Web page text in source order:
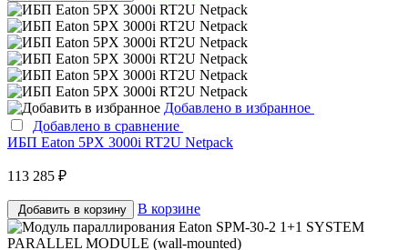
Добавлено в избранное
Добавлено в сравнение
ИБП Eaton 5PX 3000i RT2U Netpack
113 285 ₽
Добавить в корзину В корзине